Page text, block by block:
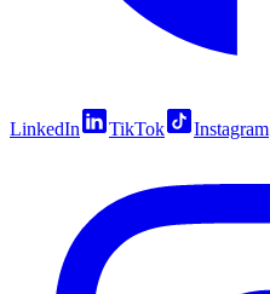
LinkedIn TikTok Instagram